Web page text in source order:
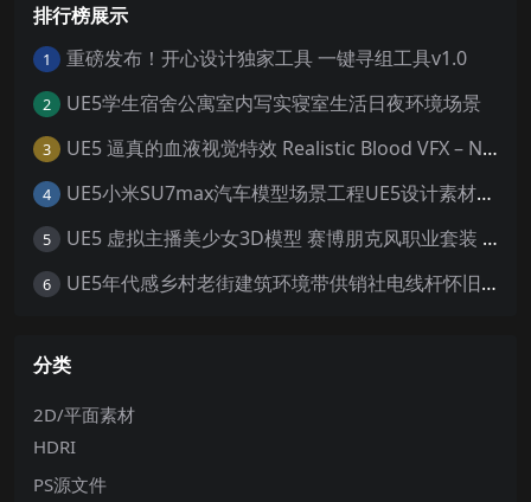
排行榜展示
1 重磅发布！开心设计独家工具 一键寻组工具v1.0
2 UE5学生宿舍公寓室内写实寝室生活日夜环境场景
3 UE5 逼真的血液视觉特效 Realistic Blood VFX – Niagara Blood Effects
4 UE5小米SU7max汽车模型场景工程UE5设计素材写实风格汽车工程
5 UE5 虚拟主播美少女3D模型 赛博朋克风职业套装 游戏角色素材
6 UE5年代感乡村老街建筑环境带供销社电线杆怀旧大场景5.0+
分类
2D/平面素材
HDRI
PS源文件